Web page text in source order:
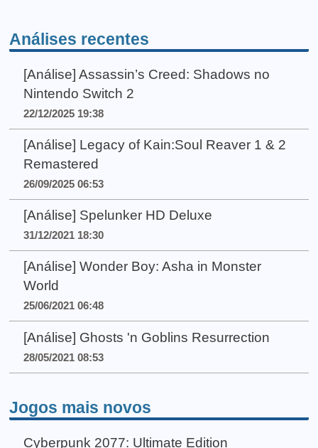
Análises recentes
[Análise] Assassin’s Creed: Shadows no
Nintendo Switch 2
22/12/2025 19:38
[Análise] Legacy of Kain:Soul Reaver 1 & 2
Remastered
26/09/2025 06:53
[Análise] Spelunker HD Deluxe
31/12/2021 18:30
[Análise] Wonder Boy: Asha in Monster
World
25/06/2021 06:48
[Análise] Ghosts 'n Goblins Resurrection
28/05/2021 08:53
Jogos mais novos
Cyberpunk 2077: Ultimate Edition